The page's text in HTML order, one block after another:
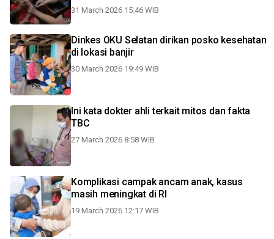
31 March 2026 15:46 WIB
Dinkes OKU Selatan dirikan posko kesehatan
di lokasi banjir
30 March 2026 19:49 WIB
Ini kata dokter ahli terkait mitos dan fakta
TBC
27 March 2026 8:58 WIB
Komplikasi campak ancam anak, kasus
masih meningkat di RI
19 March 2026 12:17 WIB